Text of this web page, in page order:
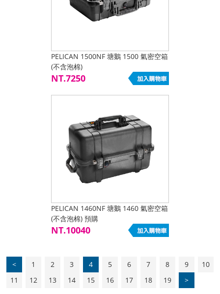
PELICAN 1500NF 塘鵝 1500 氣密空箱
(不含泡棉)
NT.7250
PELICAN 1460NF 塘鵝 1460 氣密空箱
(不含泡棉) 預購
NT.10040
< 1 2 3 4 5 6 7 8 9
10
11
12 13 14 15 16 17 18 19 >